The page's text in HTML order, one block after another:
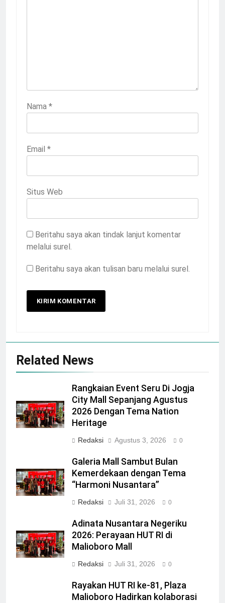
Nama *
Email *
Situs Web
Beritahu saya akan tindak lanjut komentar
melalui surel.
Beritahu saya akan tulisan baru melalui surel.
Related News
Rangkaian Event Seru Di Jogja
City Mall Sepanjang Agustus
2026 Dengan Tema Nation
Heritage
Redaksi Agustus 3, 2026 0
Galeria Mall Sambut Bulan
Kemerdekaan dengan Tema
“Harmoni Nusantara”
Redaksi Juli 31, 2026 0
Adinata Nusantara Negeriku
2026: Perayaan HUT RI di
Malioboro Mall
Redaksi Juli 31, 2026 0
Rayakan HUT RI ke-81, Plaza
Malioboro Hadirkan kolaborasi